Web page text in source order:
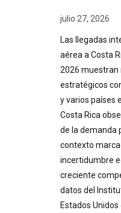
julio 27, 2026
Las llegadas
aérea a Costa
2026 muestran
estratégicos
y varios países
Costa Rica
de la demanda
contexto
incertidumbre
creciente
datos del
Estados